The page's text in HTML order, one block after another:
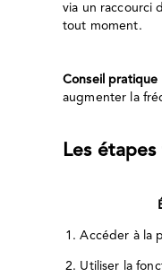
via un raccourci
tout moment.
Conseil pratique
augmenter la
Les
1. Accéder à la
2. Utiliser la